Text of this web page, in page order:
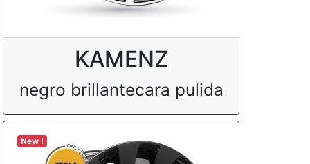
KAMENZ
negro brillantecara pulida
New !